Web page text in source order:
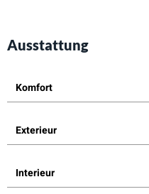
Ausstattung
Komfort
Exterieur
Interieur